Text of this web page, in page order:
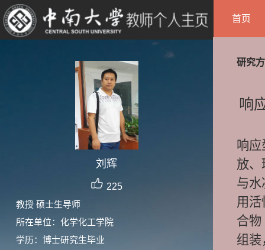
刘辉
225
教授 硕士生导师
所在单位：化学化工学院
学历：博士研究生毕业
首页
研究
响
响应
放、
与水
用
合物
组装